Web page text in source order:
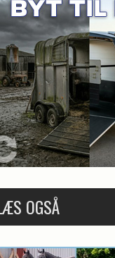
OGSÅ